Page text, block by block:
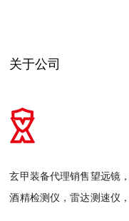
关于公司
玄甲装备代理销售望远镜
酒精检测仪，雷达测速仪